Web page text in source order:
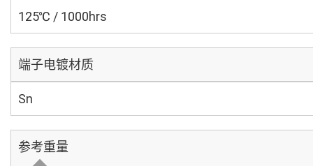
125℃ / 1000hrs
端子电镀材质
Sn
参考重量